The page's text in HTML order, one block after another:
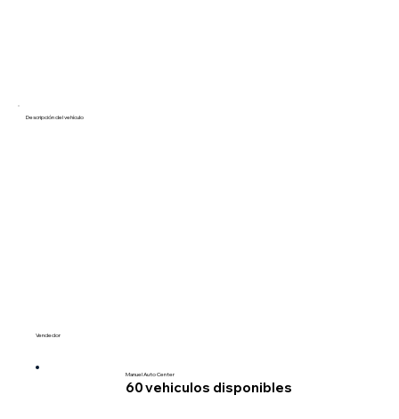
Descripción del vehículo
Vendedor
Manuel Auto Center
60vehiculos disponibles